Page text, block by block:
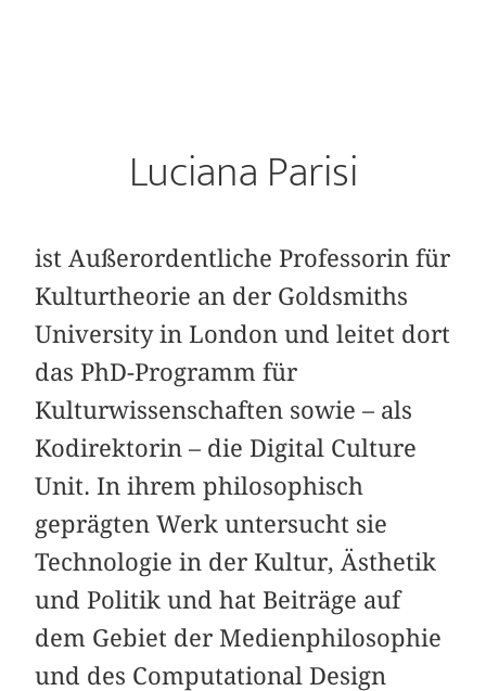
Luciana Parisi
ist Außerordentliche Professorin für
Kulturtheorie an der Goldsmiths
University in London und leitet dort
das PhD-Programm für
Kulturwissenschaften sowie – als
Kodirektorin – die Digital Culture
Unit. In ihrem philosophisch
geprägten Werk untersucht sie
Technologie in der Kultur, Ästhetik
und Politik und hat Beiträge auf
dem Gebiet der Medienphilosophie
und des Computational Design